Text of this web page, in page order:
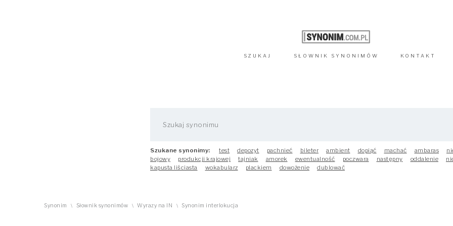
SZUKAJ SŁOWNIK SYNONIMÓW KONTAKT
Szukane synonimy: test depozyt pachnieć bileter ambient dopiąć machać ambaras
bojowy
produkcji krajowej tajniak amorek ewentualność poczwara następny oddalenie
kapusta liściasta
wokabularz plackiem dowożenie dublować
Synonim \ Słownik synonimów \ Wyrazy na IN \ Synonim interlokucja